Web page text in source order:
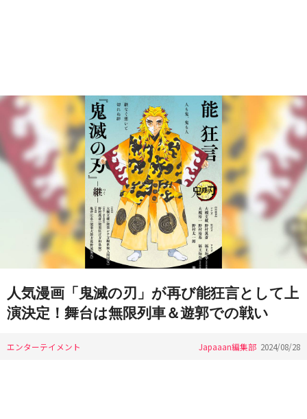
人気漫画「鬼滅の刃」が再び能狂言として上
演決定！舞台は無限列車＆遊郭での戦い
エンターテイメント Japaaan編集部 2024/08/28